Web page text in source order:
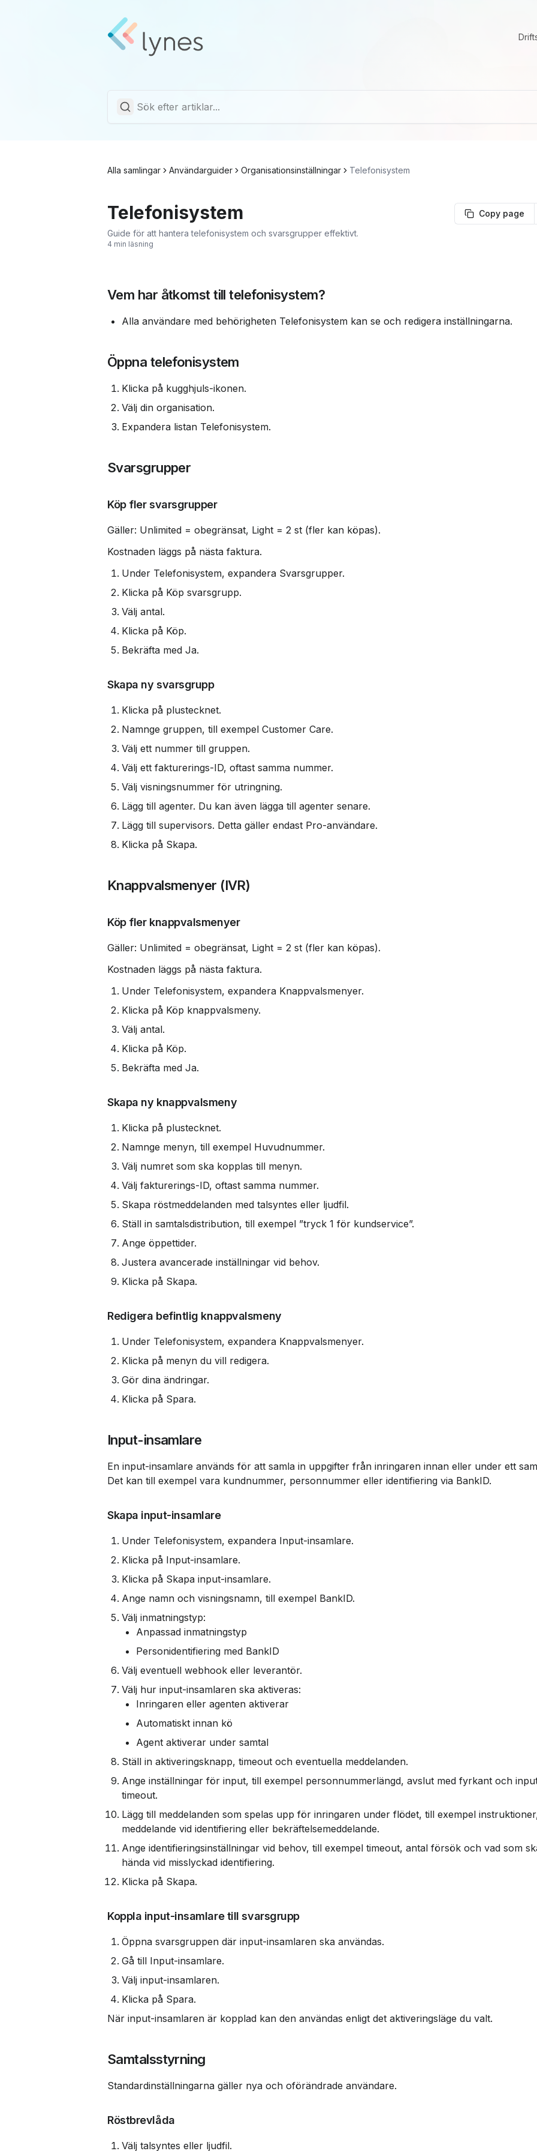
Alla samlingar Användarguider Organisationsinställningar Telefonisystem
Telefonisystem
Copy page
Guide för att hantera telefonisystem och svarsgrupper effektivt.
4 min läsning
Vem har åtkomst till telefonisystem?
Alla användare med behörigheten Telefonisystem kan se och redigera inställningarna.
Öppna telefonisystem
Klicka på kugghjuls-ikonen.
Välj din organisation.
Expandera listan Telefonisystem.
Svarsgrupper
Köp fler svarsgrupper
Gäller: Unlimited = obegränsat, Light = 2 st (fler kan köpas).
Kostnaden läggs på nästa faktura.
Under Telefonisystem, expandera Svarsgrupper.
Klicka på Köp svarsgrupp.
Välj antal.
Klicka på Köp.
Bekräfta med Ja.
Skapa ny svarsgrupp
Klicka på plustecknet.
Namnge gruppen, till exempel Customer Care.
Välj ett nummer till gruppen.
Välj ett fakturerings-ID, oftast samma nummer.
Välj visningsnummer för utringning.
Lägg till agenter. Du kan även lägga till agenter senare.
Lägg till supervisors. Detta gäller endast Pro-användare.
Klicka på Skapa.
Knappvalsmenyer (IVR)
Köp fler knappvalsmenyer
Gäller: Unlimited = obegränsat, Light = 2 st (fler kan köpas).
Kostnaden läggs på nästa faktura.
Under Telefonisystem, expandera Knappvalsmenyer.
Klicka på Köp knappvalsmeny.
Välj antal.
Klicka på Köp.
Bekräfta med Ja.
Skapa ny knappvalsmeny
Klicka på plustecknet.
Namnge menyn, till exempel Huvudnummer.
Välj numret som ska kopplas till menyn.
Välj fakturerings-ID, oftast samma nummer.
Skapa röstmeddelanden med talsyntes eller ljudfil.
Ställ in samtalsdistribution, till exempel ”tryck 1 för kundservice”.
Ange öppettider.
Justera avancerade inställningar vid behov.
Klicka på Skapa.
Redigera befintlig knappvalsmeny
Under Telefonisystem, expandera Knappvalsmenyer.
Klicka på menyn du vill redigera.
Gör dina ändringar.
Klicka på Spara.
Input-insamlare
En input-insamlare används för att samla in uppgifter från inringaren innan eller under ett
Det kan till exempel vara kundnummer, personnummer eller identifiering via BankID.
Skapa input-insamlare
Under Telefonisystem, expandera Input-insamlare.
Klicka på Input-insamlare.
Klicka på Skapa input-insamlare.
Ange namn och visningsnamn, till exempel BankID.
Välj inmatningstyp:
Anpassad inmatningstyp
Personidentifiering med BankID
Välj eventuell webhook eller leverantör.
Välj hur input-insamlaren ska aktiveras:
Inringaren eller agenten aktiverar
Automatiskt innan kö
Agent aktiverar under samtal
Ställ in aktiveringsknapp, timeout och eventuella meddelanden.
Ange inställningar för input, till exempel personnummerlängd, avslut med fyrkant och
timeout.
Lägg till meddelanden som spelas upp för inringaren under flödet, till exempel
meddelande vid identifiering eller bekräftelsemeddelande.
Ange identifieringsinställningar vid behov, till exempel timeout, antal försök och vad som
hända vid misslyckad identifiering.
Klicka på Skapa.
Koppla input-insamlare till svarsgrupp
Öppna svarsgruppen där input-insamlaren ska användas.
Gå till Input-insamlare.
Välj input-insamlaren.
Klicka på Spara.
När input-insamlaren är kopplad kan den användas enligt det aktiveringsläge du valt.
Samtalsstyrning
Standardinställningarna gäller nya och oförändrade användare.
Röstbrevlåda
Välj talsyntes eller ljudfil.